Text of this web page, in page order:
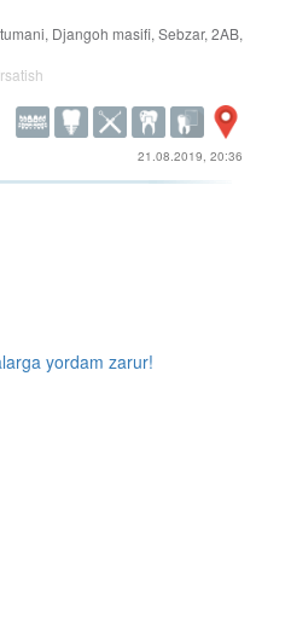
Djangoh masifi, Sebzar, 2AB,
21.08.2019, 20:36
yordam zarur!